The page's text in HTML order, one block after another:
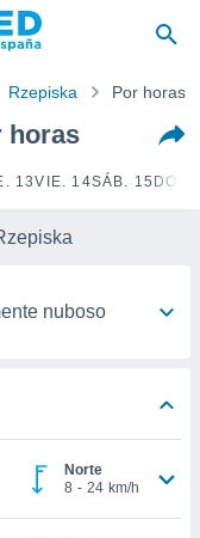
Rzepiska Por horas
horas
13VIE. 14SÁB. 15
nuboso
Norte
8 - 24 km/h